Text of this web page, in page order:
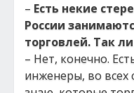
– Есть некие
России
торговлей. Так ли
– Нет, конечно.
инженеры, во всех